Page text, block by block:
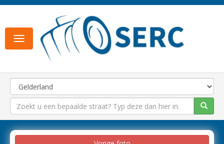
Toggle
navigation